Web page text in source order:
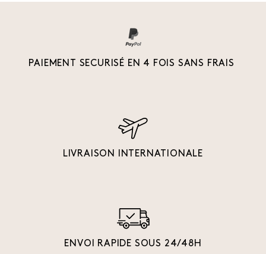
PAIEMENT SECURISÉ EN 4 FOIS SANS FRAIS
LIVRAISON INTERNATIONALE
ENVOI RAPIDE SOUS 24/48H